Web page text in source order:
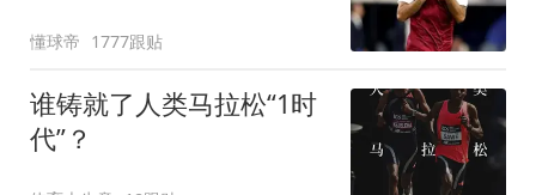
懂球帝 1777跟贴
谁铸就了人类马拉松“1时
代”？